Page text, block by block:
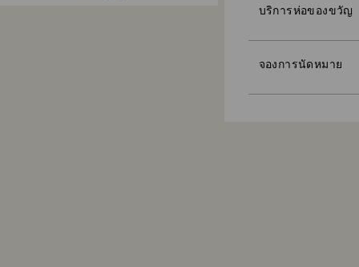
จำนวน
หากสั่งซื้อภายในวั
โดยปกติ อย่างไรก็
บริการห่อของขวัญ
หลังจากที่เลือกตัว
วัสดุห่อของขวัญขอ
จองการนัดหมาย
จองการนัดหมายโ
ด้วยความช่วยเหลื